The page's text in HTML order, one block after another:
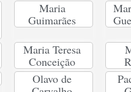
Maria
Guimarães
Maria Teresa
Conceição
Olavo de